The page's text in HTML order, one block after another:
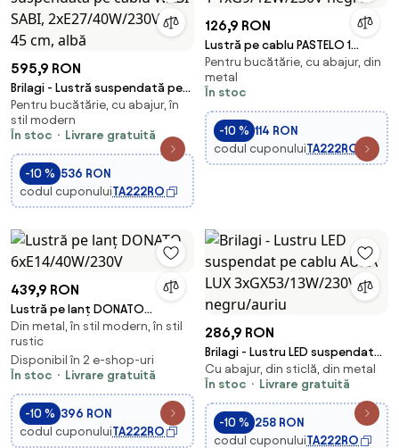
595,9 RON
Brilagi - Lustră suspendată pe
cablu WABI SABI,
2xE27/40W/230V, Ø 45 cm,
albă
Pentru bucătărie, cu abajur, în
stil modern
În stoc
Livrare gratuită
-10 % 536 RON
codul cuponuluiTA222RO
126,9 RON
Lustră pe cablu PASTELO 1
1xG9/12W/230V negru
Pentru bucătărie, cu abajur, din
metal
În stoc
-10 % 114 RON
codul cuponuluiTA222RO
439,9 RON
Lustră pe lanț DONATO
6xE14/40W/230V
Din metal, în stil modern, în stil
rustic
Disponibil în 2 e-shop-uri
În stoc
Livrare gratuită
-10 % 396 RON
codul cuponuluiTA222RO
286,9 RON
Brilagi - Lustru LED suspendat
pe cablu AURA LUX
3xGX53/13W/230V negru/auriu
Cu abajur, din sticlă, din metal
În stoc
Livrare gratuită
-10 % 258 RON
codul cuponuluiTA222RO